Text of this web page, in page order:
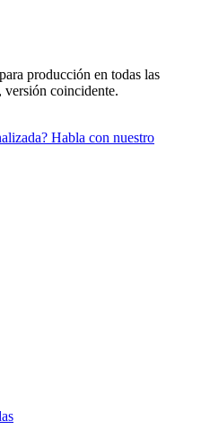
producción en todas las
coincidente.
Habla con nuestro